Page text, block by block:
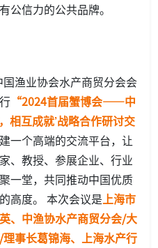
公信力的公共品牌。
渔业协会水产商贸分会会
“2024首届蟹博会——中
相互成就’战略合作研讨交
一个高端的交流平台，让
、教授、参展企业、行业
一堂，共同推动中国优质
高度。 本次会议是上海市
、中渔协水产商贸分会/大
事长葛锦海、上海水产行